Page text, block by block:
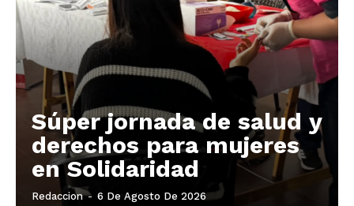
Súper jornada de salud y
derechos para mujeres
en Solidaridad
Redaccion - 6 De Agosto De 2026